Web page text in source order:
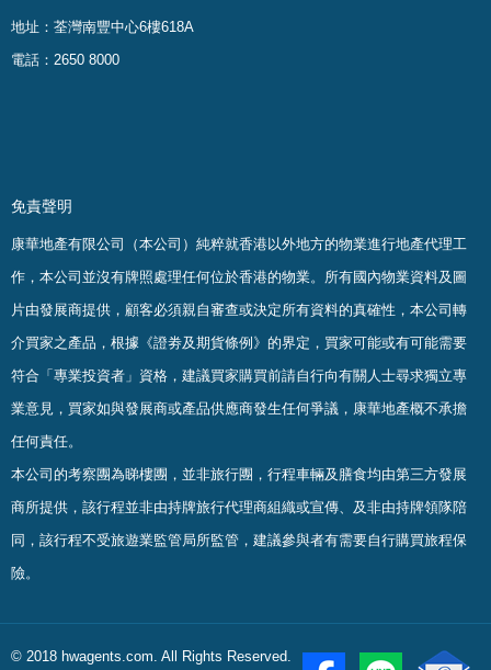
地址：荃灣南豐中心6樓618A
電話：2650 8000
免責聲明
康華地產有限公司（本公司）純粹就香港以外地方的物業進行地產代理工
作，本公司並沒有牌照處理任何位於香港的物業。 所有國內物業資料及圖
片由發展商提供，顧客必須親自審查或決定所有資料的真確性 ， 本公司轉
介買家之產品，根據《證劵及期貨條例》的界定，買家可能或有可能需要
符合「專業投資者」資格，建議買家購買前請自行向有關人士尋求獨立專
業意見，買家如與發展商或產品供應商發生任何爭議，康華地產概不承擔
任何責任。
本公司的考察團為睇樓團，並非旅行團，行程車輛及膳食均由第三方發展
商所提供，該行程並非由持牌旅行代理商組織或宣傳、及非由持牌領隊陪
同，該行程不受旅遊業監管局所監管，建議參與者有需要自行購買旅程保
險。
© 2018 hwagents.com. All Rights Reserved.